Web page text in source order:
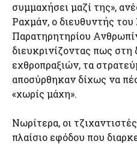
συμμαχήσει μαζί της»,
Ραχμάν, ο διευθυντής του
Παρατηρητηρίου
διευκρινίζοντας πως
εχθροπραξιών, τα
αποσύρθηκαν δίχως να
«χωρίς μάχη».
Νωρίτερα, οι
πλαίσιο εφόδου που